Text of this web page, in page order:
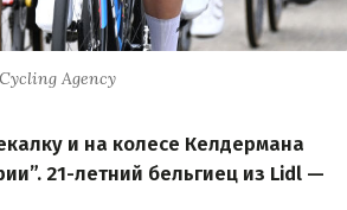
Agency
и на колесе Келдермана
21-летний бельгиец из Lidl —